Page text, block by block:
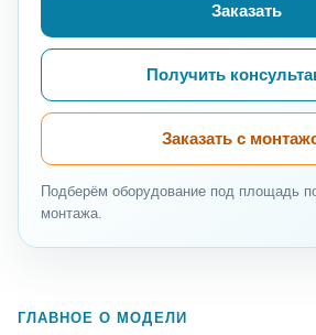
Заказать
Получить
Заказать с
Подберём оборудование под площадь
монтажа.
ГЛАВНОЕ О МОДЕЛИ